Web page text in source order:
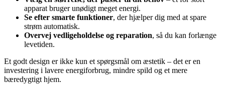
apparat bruger unødigt meget energi.
Se efter smarte funktioner, der hjælper dig med at spare
strøm automatisk.
Overvej vedligeholdelse og reparation, så du kan forlænge
levetiden.
Et godt design er ikke kun et spørgsmål om æstetik – det er en
investering i lavere energiforbrug, mindre spild og et mere
bæredygtigt hjem.